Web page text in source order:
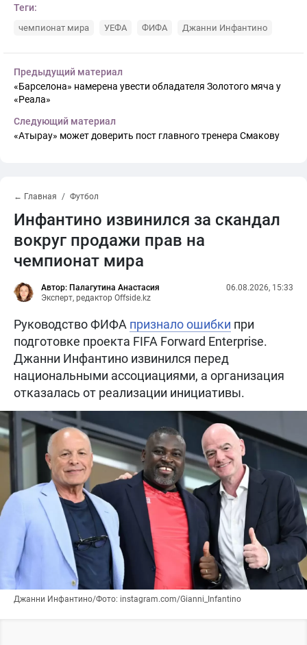
Теги:
чемпионат мира УЕФА ФИФА Джанни Инфантино
Предыдущий материал
«Барселона» намерена увести обладателя Золотого мяча у
«Реала»
Следующий материал
«Атырау» может доверить пост главного тренера Смакову
← Главная Футбол
Инфантино извинился за скандал
вокруг продажи прав на
чемпионат мира
Автор: Палагутина Анастасия
Эксперт, редактор Offside.kz
06.08.2026, 15:33
Руководство ФИФА признало ошибки при
подготовке проекта FIFA Forward Enterprise.
Джанни Инфантино извинился перед
национальными ассоциациями, а организация
отказалась от реализации инициативы.
Джанни Инфантино/Фото: instagram.com/Gianni_Infantino